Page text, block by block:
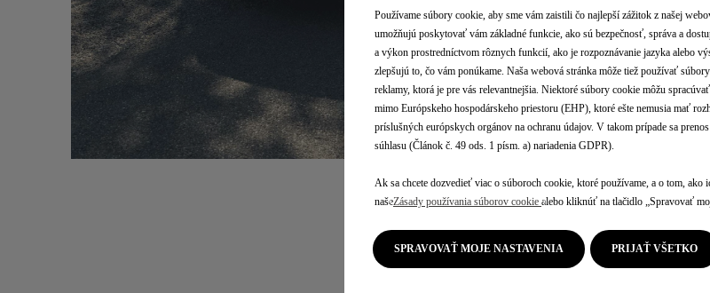
Používame súbory cookie, aby sme vám zaistili čo najlepší zážitok z našej
umožňujú poskytovať vám základné funkcie, ako sú bezpečnosť, správa a
a výkon prostredníctvom rôznych funkcií, ako je rozpoznávanie jazyka alebo
zlepšujú to, čo vám ponúkame. Naša webová stránka môže tiež používať
reklamy, ktorá je pre vás relevantnejšia. Niektoré súbory cookie môžu
mimo Európskeho hospodárskeho priestoru (EHP), ktoré ešte nemusia mať
príslušných európskych orgánov na ochranu údajov. V takom prípade sa
súhlasu (Článok č. 49 ods. 1 písm. a) nariadenia GDPR).
Ak sa chcete dozvedieť viac o súboroch cookie, ktoré používame, a o tom, ako
našeZásady používania súborov cookie alebo kliknúť na tlačidlo „Spravovať
SPRAVOVAŤ MOJE NASTAVENIA PRIJAŤ VŠETKO